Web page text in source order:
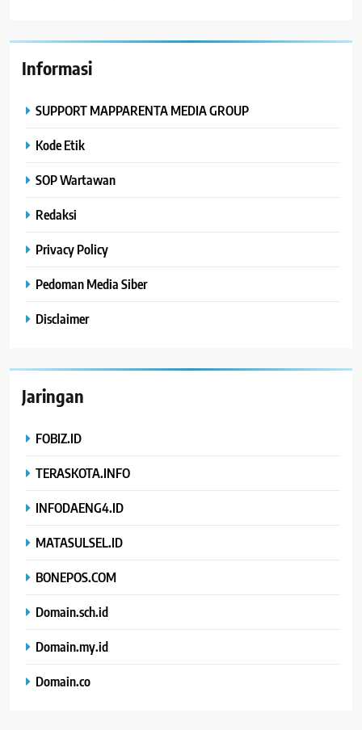
Informasi
SUPPORT MAPPARENTA MEDIA GROUP
Kode Etik
SOP Wartawan
Redaksi
Privacy Policy
Pedoman Media Siber
Disclaimer
Jaringan
FOBIZ.ID
TERASKOTA.INFO
INFODAENG4.ID
MATASULSEL.ID
BONEPOS.COM
Domain.sch.id
Domain.my.id
Domain.co